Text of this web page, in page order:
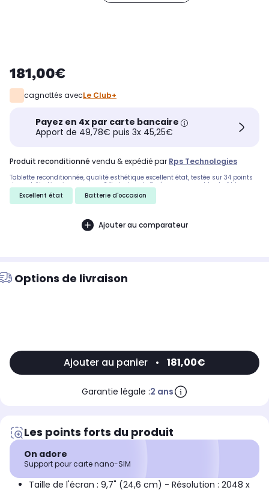
181,00€
cagnottés avecLe Club+
Payez en 4x par carte bancaire
Apport de 49,78€ puis 3x 45,25€
produit reconditionné vendu & expédié par Rps Technologies
Tablette reconditionnée, qualité esthétique excellent état, testée sur 34 points
de contrôle. Livraison express 24h. Inclus : boîte éco-responsable et câble
d'alimentation. Stylet non inclus.
Excellent état Batterie d'occasion
Ajouter au comparateur
Options de livraison
Ajouter au panier • 181,00€
Garantie légale :2 ans
Les points forts du produit
On adore
Support pour carte nano-SIM
Taille de l'écran : 9,7" (24,6 cm) - Résolution : 2048 x